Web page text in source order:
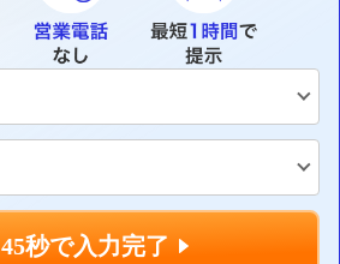
45秒で入力完了